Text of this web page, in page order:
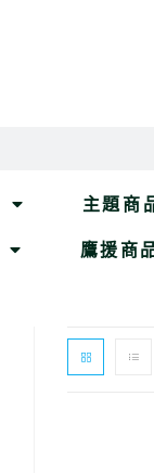
主題商
鷹援商